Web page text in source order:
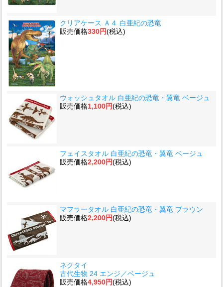
クリアケース Ａ４ 白亜紀の恐竜
販売価格330円(税込)
ウォッシュタオル 白亜紀の恐竜・翼竜 ベージュ
販売価格1,100円(税込)
フェイスタオル 白亜紀の恐竜・翼竜 ベージュ
販売価格2,200円(税込)
マフラータオル 白亜紀の恐竜・翼竜 ブラウン
販売価格2,200円(税込)
ネクタイ
古代生物 24 エンジ／ベージュ
販売価格4,950円(税込)